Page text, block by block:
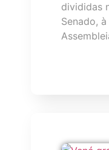
divididas
Senado,